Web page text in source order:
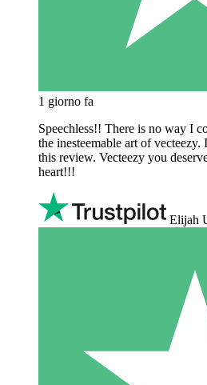
1 giorno fa
Speechless!! There is no way I
the inesteemable art of
this review. Vecteezy you
heart!!!
Elijah